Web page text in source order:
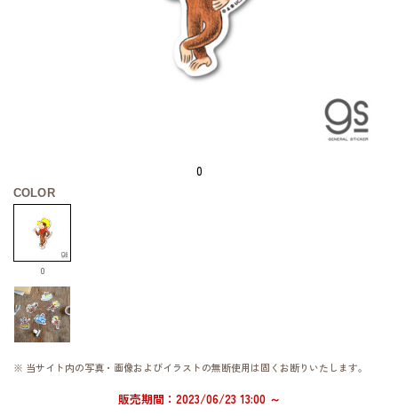
0
COLOR
0
※ 当サイト内の写真・画像およびイラストの無断使用は固くお断りいたします。
販売期間：2023/06/23 13:00 ～